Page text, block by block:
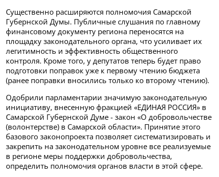
Существенно расширяются полномочия Самарской
Губернской Думы. Публичные слушания по главному
финансовому документу региона переносятся на
площадку законодательного органа, что усиливает их
легитимность и эффективность общественного
контроля. Кроме того, у депутатов теперь будет право
подготовки поправок уже к первому чтению бюджета
(ранее поправки вносились только ко второму чтению).
Одобрили парламентарии значимую законодательную
инициативу, внесенную фракцией «ЕДИНАЯ РОССИЯ» в
Самарской Губернской Думе - закон «О добровольчестве
(волонтерстве) в Самарской области». Принятие этого
базового законопроекта позволяет систематизировать и
закрепить на законодательном уровне все реализуемые
в регионе меры поддержки добровольчества,
определить полномочия органов власти в этой сфере.